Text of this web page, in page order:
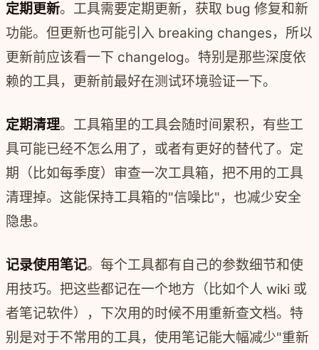
定期更新。工具需要定期更新，获取 bug 修复和新
功能。但更新也可能引入 breaking changes，所以
更新前应该看一下 changelog。特别是那些深度依
赖的工具，更新前最好在测试环境验证一下。
定期清理。工具箱里的工具会随时间累积，有些工
具可能已经不怎么用了，或者有更好的替代了。定
期（比如每季度）审查一次工具箱，把不用的工具
清理掉。这能保持工具箱的"信噪比"，也减少安全
隐患。
记录使用笔记。每个工具都有自己的参数细节和使
用技巧。把这些都记在一个地方（比如个人 wiki 或
者笔记软件），下次用的时候不用重新查文档。特
别是对于不常用的工具，使用笔记能大幅减少"重新